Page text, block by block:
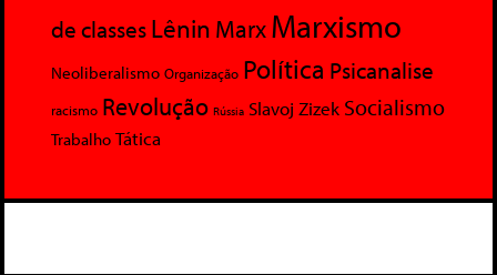
de classesLênin MarxMarxismo
Neoliberalismo Organização Política Psicanalise
racismo Revolução Rússia Slavoj Zizek Socialismo
Trabalho Tática